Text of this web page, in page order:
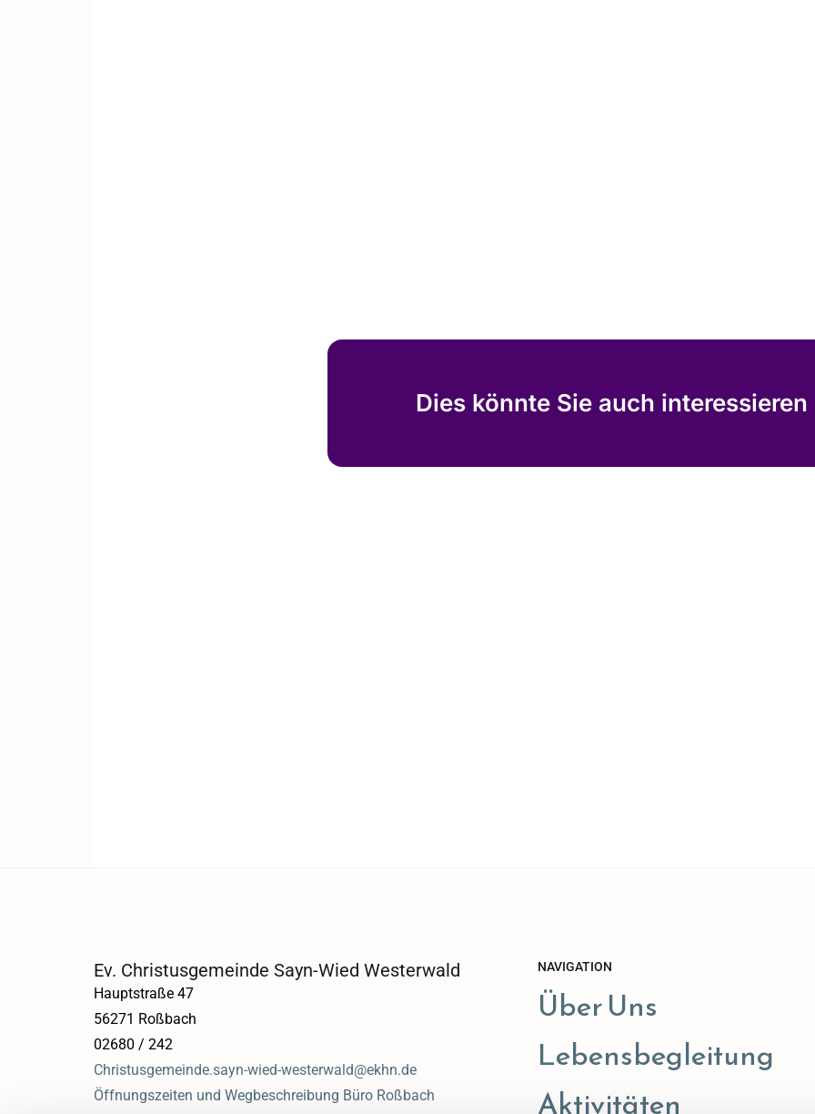
Dies könnte Sie auch interessieren
Ev. Christusgemeinde Sayn-Wied Westerwald
Hauptstraße 47
56271 Roßbach
02680 / 242
Christusgemeinde.sayn-wied-westerwald@ekhn.de
Öffnungszeiten und Wegbeschreibung Büro Roßbach
NAVIGATION
Über Uns
Lebensbegleitung
Aktivitäten